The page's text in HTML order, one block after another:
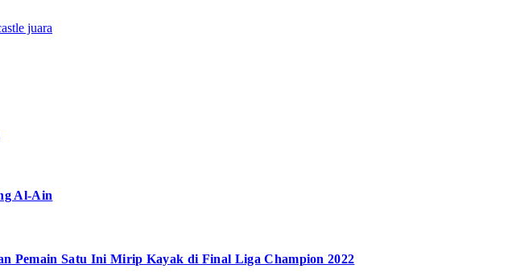
juara
Al-Ain
Pemain Satu Ini Mirip Kayak di Final Liga Champion 2022